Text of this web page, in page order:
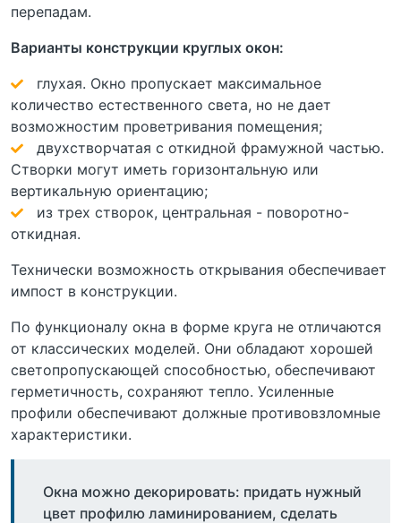
перепадам.
Варианты конструкции круглых окон:
глухая. Окно пропускает максимальное
количество естественного света, но не дает
возможностим проветривания помещения;
двухстворчатая с откидной фрамужной частью.
Створки могут иметь горизонтальную или
вертикальную ориентацию;
из трех створок, центральная - поворотно-
откидная.
Технически возможность открывания обеспечивает
импост в конструкции.
По функционалу окна в форме круга не отличаются
от классических моделей. Они обладают хорошей
светопропускающей способностью, обеспечивают
герметичность, сохраняют тепло. Усиленные
профили обеспечивают должные противовзломные
характеристики.
Окна можно декорировать: придать нужный
цвет профилю ламинированием, сделать